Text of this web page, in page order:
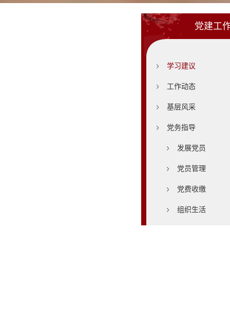
党建工
学习建议
工作动态
基层风采
党务指导
发展党员
党员管理
党费收缴
组织生活